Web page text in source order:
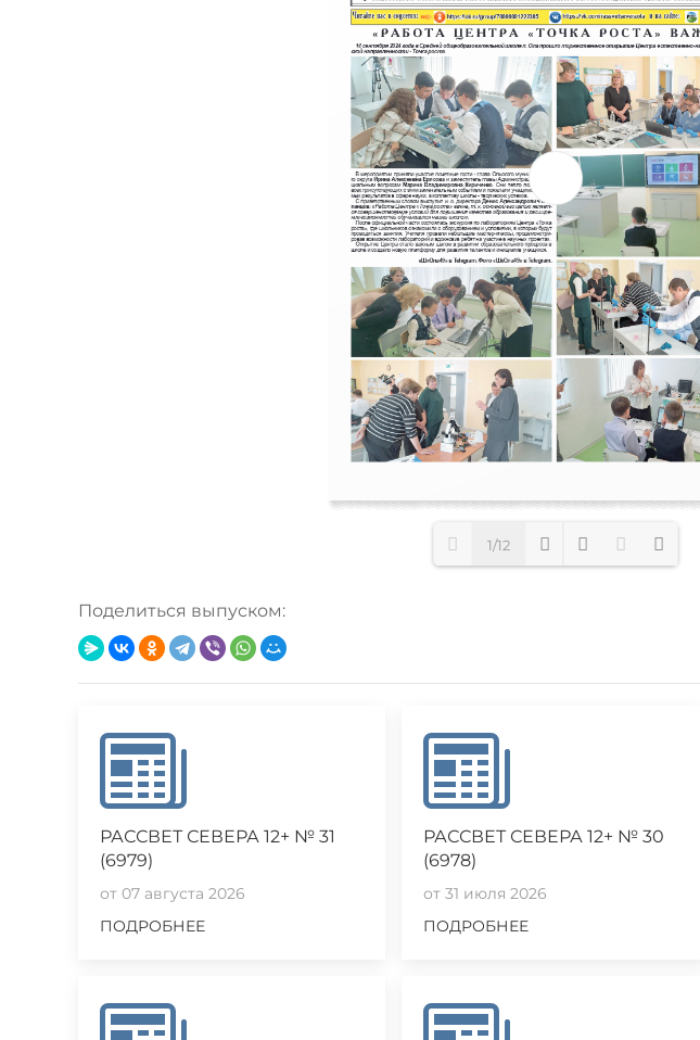
1/12
Поделиться выпуском:
РАССВЕТ СЕВЕРА 12+ № 31
(6979)
от 07 августа 2026
ПОДРОБНЕЕ
РАССВЕТ СЕВЕРА 12+ № 30
(6978)
от 31 июля 2026
ПОДРОБНЕЕ